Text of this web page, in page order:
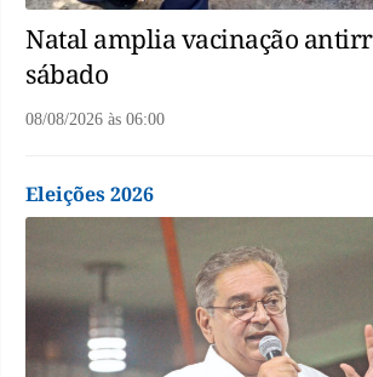
Natal amplia vacinação
sábado
08/08/2026 às 06:00
Eleições 2026